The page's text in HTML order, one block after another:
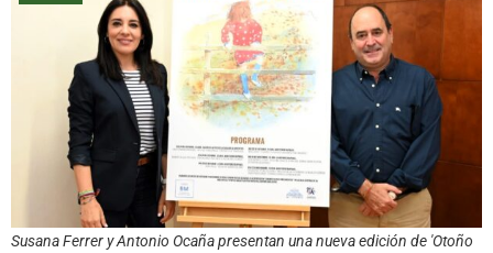
Susana Ferrer y Antonio Ocaña presentan una nueva edición de 'Otoño